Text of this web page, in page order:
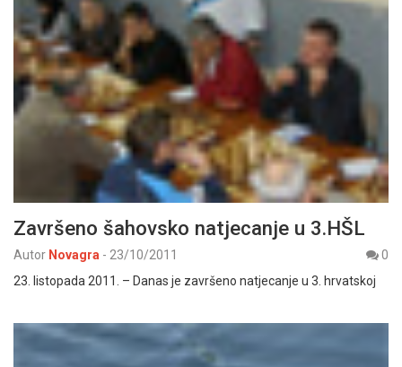
Završeno šahovsko natjecanje u 3.HŠL
Autor Novagra - 23/10/2011
0
23. listopada 2011. – Danas je završeno natjecanje u 3. hrvatskoj